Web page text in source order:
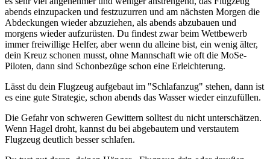
abends einzupacken und festzuzurren und am nächsten Morgen die
Abdeckungen wieder abzuziehen, als abends abzubauen und
morgens wieder aufzurüsten. Du findest zwar beim Wettbewerb
immer freiwillige Helfer, aber wenn du alleine bist, ein wenig älter,
dein Kreuz schonen musst, ohne Mannschaft wie oft die MoSe-
Piloten, dann sind Schonbezüge schon eine Erleichterung.
Lässt du dein Flugzeug aufgebaut im "Schlafanzug" stehen, dann ist
es eine gute Strategie, schon abends das Wasser wieder einzufüllen.
Die Gefahr von schweren Gewittern solltest du nicht unterschätzen.
Wenn Hagel droht, kannst du bei abgebautem und verstautem
Flugzeug deutlich besser schlafen.